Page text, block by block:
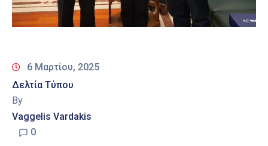
6 Μαρτίου, 2025
Δελτία Τύπου
By
Vaggelis Vardakis
0